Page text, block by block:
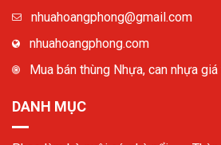
nhuahoangphong@gmail.com
nhuahoangphong.com
Mua bán thùng Nhựa, can nhựa
DANH MỤC